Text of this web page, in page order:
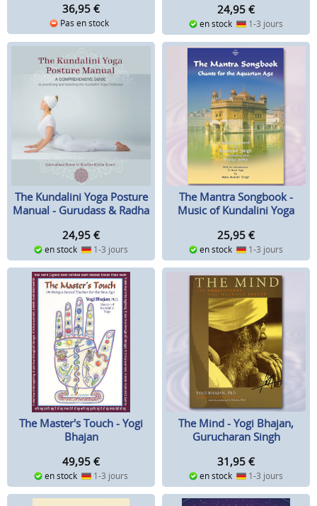
36,95 €
Pas en stock
24,95 €
en stock 1-3 jours
The Kundalini Yoga Posture
Manual - Gurudass & Radha
24,95 €
en stock 1-3 jours
The Mantra Songbook -
Music of Kundalini Yoga
25,95 €
en stock 1-3 jours
The Master's Touch - Yogi
Bhajan
49,95 €
en stock 1-3 jours
The Mind - Yogi Bhajan,
Gurucharan Singh
31,95 €
en stock 1-3 jours